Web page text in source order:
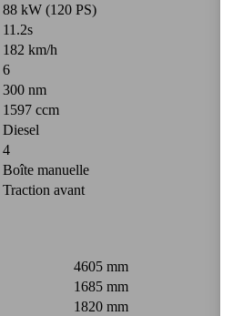
88 kW (120 PS)
11.2s
182 km/h
6
300 nm
1597 ccm
Diesel
4
Boîte manuelle
Traction avant
4605 mm
1685 mm
1820 mm